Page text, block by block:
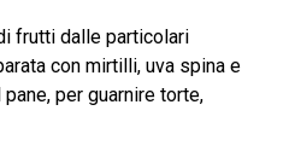
frutti dalle particolari
con mirtilli, uva spina e
per guarnire torte,